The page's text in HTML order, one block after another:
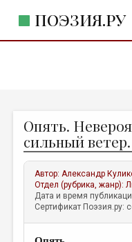
ПОЭЗИЯ.РУ
ЖАНРЫ
АВТОРЫ
КОММЕНТАРИИ
ЛИТСАЛОН
Опять.
сильный
Автор:Александр
Отдел (рубрика, жанр):
Дата и время
Сертификат Поэзия.ру: